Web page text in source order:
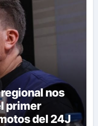
nos
primer
del 24J